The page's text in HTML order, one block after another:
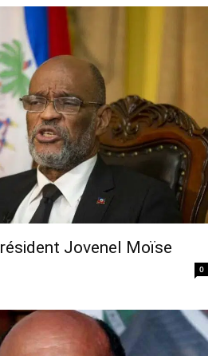
Jovenel Moïse
0